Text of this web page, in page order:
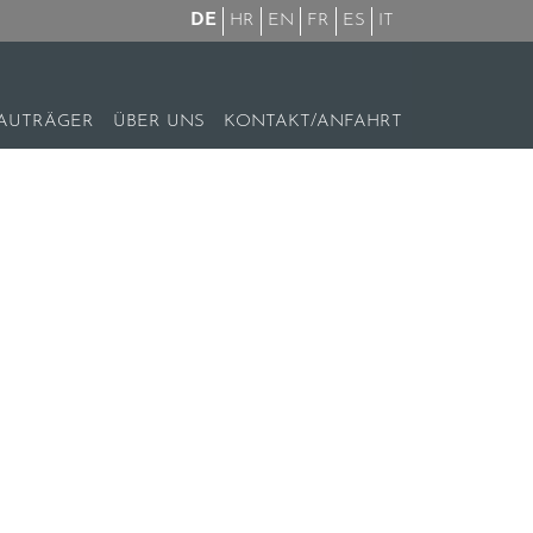
DE HR EN FR ES IT
ÜBER UNS KONTAKT/ANFAHRT